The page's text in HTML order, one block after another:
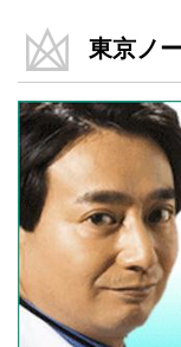
東京ノ